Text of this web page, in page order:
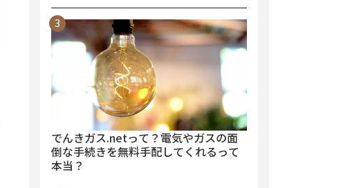
でんきガス.netって？電気やガスの面
倒な手続きを無料手配してくれるって
本当？